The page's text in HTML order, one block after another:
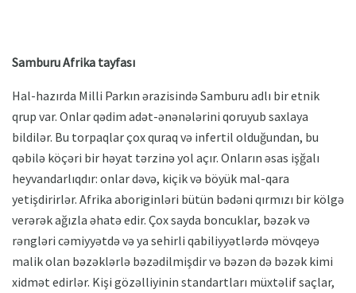
Samburu Afrika tayfası
Hal-hazırda Milli Parkın ərazisində Samburu adlı bir etnik
qrup var. Onlar qədim adət-ənənələrini qoruyub saxlaya
bildilər. Bu torpaqlar çox quraq və infertil olduğundan, bu
qəbilə köçəri bir həyat tərzinə yol açır. Onların əsas işğalı
heyvandarlıqdır: onlar dəvə, kiçik və böyük mal-qara
yetişdirirlər. Afrika aboriginləri bütün bədəni qırmızı bir kölgə
verərək ağızla əhatə edir. Çox sayda boncuklar, bəzək və
rəngləri cəmiyyətdə və ya sehirli qabiliyyətlərdə mövqeyə
malik olan bəzəklərlə bəzədilmişdir və bəzən də bəzək kimi
xidmət edirlər. Kişi gözəlliyinin standartları müxtəlif saçlar,